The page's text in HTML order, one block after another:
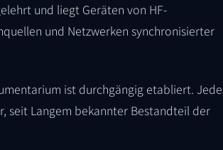
und liegt Geräten von HF-
und Netzwerken synchronisierter
ist durchgängig etabliert.
seit Langem bekannter Bestandteil der